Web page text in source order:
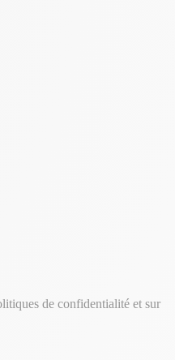
de confidentialité et sur